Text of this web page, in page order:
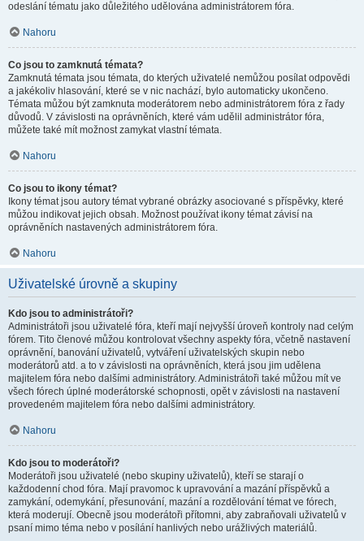
odeslání tématu jako důležitého udělována administrátorem fóra.
Nahoru
Co jsou to zamknutá témata?
Zamknutá témata jsou témata, do kterých uživatelé nemůžou posílat odpovědi
a jakékoliv hlasování, které se v nic nachází, bylo automaticky ukončeno.
Témata můžou být zamknuta moderátorem nebo administrátorem fóra z řady
důvodů. V závislosti na oprávněních, které vám udělil administrátor fóra,
můžete také mít možnost zamykat vlastní témata.
Nahoru
Co jsou to ikony témat?
Ikony témat jsou autory témat vybrané obrázky asociované s příspěvky, které
můžou indikovat jejich obsah. Možnost používat ikony témat závisí na
oprávněních nastavených administrátorem fóra.
Nahoru
Uživatelské úrovně a skupiny
Kdo jsou to administrátoři?
Administrátoři jsou uživatelé fóra, kteří mají nejvyšší úroveň kontroly nad celým
fórem. Tito členové můžou kontrolovat všechny aspekty fóra, včetně nastavení
oprávnění, banování uživatelů, vytváření uživatelských skupin nebo
moderátorů atd. a to v závislosti na oprávněních, která jsou jim udělena
majitelem fóra nebo dalšími administrátory. Administrátoři také můžou mít ve
všech fórech úplné moderátorské schopnosti, opět v závislosti na nastavení
provedeném majitelem fóra nebo dalšími administrátory.
Nahoru
Kdo jsou to moderátoři?
Moderátoři jsou uživatelé (nebo skupiny uživatelů), kteří se starají o
každodenní chod fóra. Mají pravomoc k upravování a mazání příspěvků a
zamykání, odemykání, přesunování, mazání a rozdělování témat ve fórech,
která moderují. Obecně jsou moderátoři přítomni, aby zabraňovali uživatelů v
psaní mimo téma nebo v posílání hanlivých nebo urážlivých materiálů.